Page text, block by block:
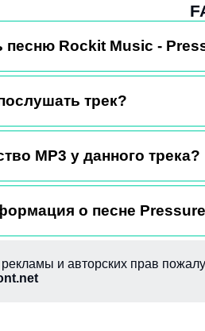
песню Rockit Music -
трек?
MP3 у данного трека?
о песне
и авторских прав